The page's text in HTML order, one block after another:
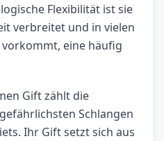
Flexibilität ist sie
verbreitet und in vielen
vorkommt, eine häufig
Gift zählt die
Schlangen
Ihr Gift setzt sich aus